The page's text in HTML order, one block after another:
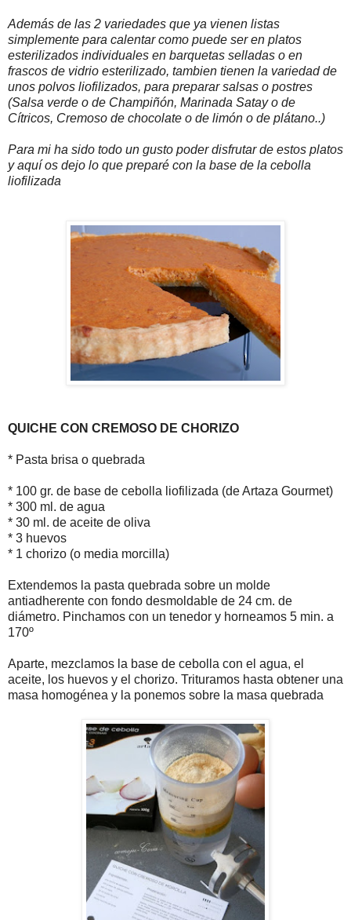
Además de las 2 variedades que ya vienen listas
simplemente para calentar como puede ser en platos
esterilizados individuales en barquetas selladas o en
frascos de vidrio esterilizado, tambien tienen la variedad de
unos polvos liofilizados, para preparar salsas o postres
(Salsa verde o de Champiñón, Marinada Satay o de
Cítricos, Cremoso de chocolate o de limón o de plátano..)
Para mi ha sido todo un gusto poder disfrutar de estos platos
y aquí os dejo lo que preparé con la base de la cebolla
liofilizada
QUICHE CON CREMOSO DE CHORIZO
* Pasta brisa o quebrada
* 100 gr. de base de cebolla liofilizada (de Artaza Gourmet)
* 300 ml. de agua
* 30 ml. de aceite de oliva
* 3 huevos
* 1 chorizo (o media morcilla)
Extendemos la pasta quebrada sobre un molde
antiadherente con fondo desmoldable de 24 cm. de
diámetro. Pinchamos con un tenedor y horneamos 5 min. a
170º
Aparte, mezclamos la base de cebolla con el agua, el
aceite, los huevos y el chorizo. Trituramos hasta obtener una
masa homogénea y la ponemos sobre la masa quebrada